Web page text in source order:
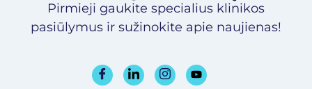
Pirmieji gaukite specialius klinikos
pasiūlymus ir sužinokite apie naujienas!